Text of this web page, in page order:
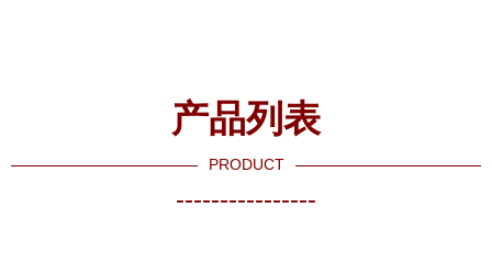
产品列表
PRODUCT
----------------